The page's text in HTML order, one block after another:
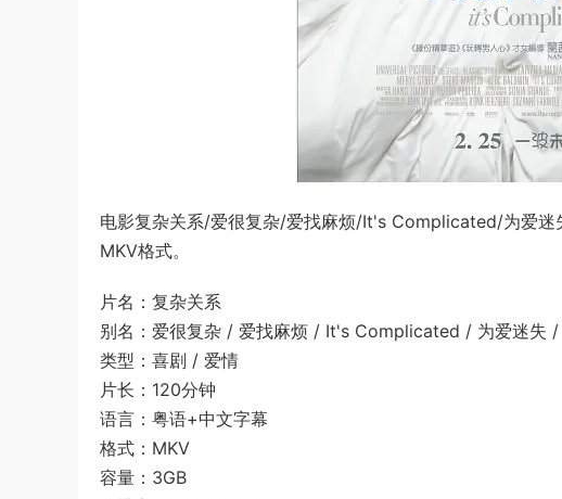
电影复杂关系/爱很复杂/爱找麻烦/It's Complicated/为爱
MKV格式。
片名：复杂关系
别名：爱很复杂 / 爱找麻烦 / It's Complicated / 为爱迷失
类型：喜剧 / 爱情
片长：120分钟
语言：粤语+中文字幕
格式：MKV
容量：3GB